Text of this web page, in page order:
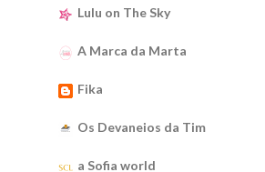
Lulu on The Sky
A Marca da Marta
Fika
Os Devaneios da Tim
a Sofia world